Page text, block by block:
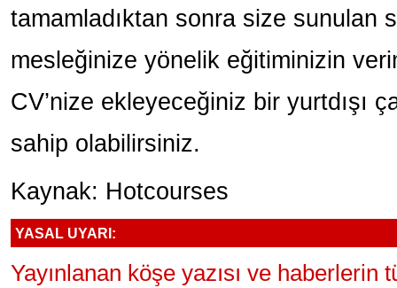
tamamladıktan sonra size sunulan
mesleğinize yönelik eğitiminizin
CV’nize ekleyeceğiniz bir yurtdışı
sahip olabilirsiniz.
Kaynak: Hotcourses
YASAL UYARI:
Yayınlanan köşe yazısı ve haberlerin